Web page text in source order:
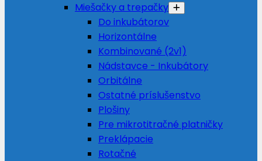
Miešačky a trepačky
Do inkubátorov
Horizontálne
Kombinované (2v1)
Nádstavce - Inkubátory
Orbitálne
Ostatné príslušenstvo
Plošiny
Pre mikrotitračné platničky
Preklápacie
Rotačné